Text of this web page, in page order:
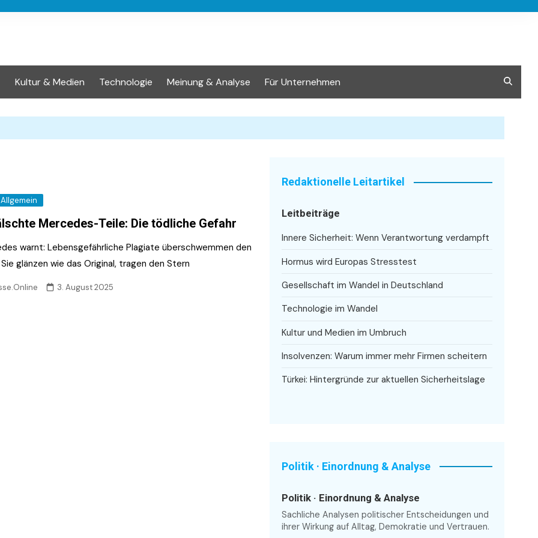
Kultur & Medien Technologie Meinung & Analyse Für Unternehmen
Allgemein
Mercedes-Teile: Die tödliche Gefahr
warnt: Lebensgefährliche Plagiate überschwemmen den
glänzen wie das Original, tragen den Stern
3. August 2025
Redaktionelle Leitartikel
Leitbeiträge
Innere Sicherheit: Wenn Verantwortung verdampft
Hormus wird Europas Stresstest
Gesellschaft im Wandel in Deutschland
Technologie im Wandel
Kultur und Medien im Umbruch
Insolvenzen: Warum immer mehr Firmen scheitern
Türkei: Hintergründe zur aktuellen Sicherheitslage
Politik · Einordnung & Analyse
Politik · Einordnung & Analyse
Sachliche Analysen politischer Entscheidungen und
ihrer Wirkung auf Alltag, Demokratie und Vertrauen.